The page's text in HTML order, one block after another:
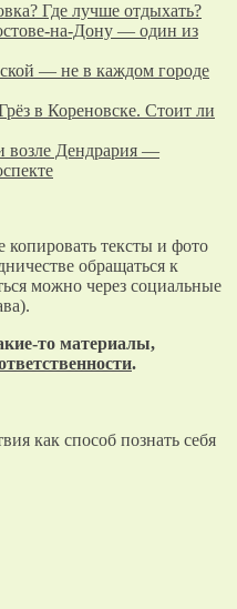
Где лучше отдыхать?
на-Дону — один из
— не в каждом городе
в Кореновске. Стоит ли
возле Дендрария —
копировать тексты и фото
обращаться к
можно через социальные
то материалы,
.
как способ познать себя